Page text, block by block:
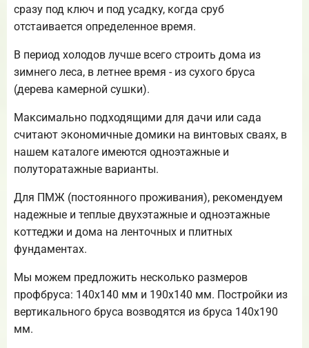
сразу под ключ и под усадку, когда сруб
отстаивается определенное время.
В период холодов лучше всего строить дома из
зимнего леса, в летнее время - из сухого бруса
(дерева камерной сушки).
Максимально подходящими для дачи или сада
считают экономичные домики на винтовых сваях, в
нашем каталоге имеются одноэтажные и
полуторатажные варианты.
Для ПМЖ (постоянного проживания), рекомендуем
надежные и теплые двухэтажные и одноэтажные
коттеджи и дома на ленточных и плитных
фундаментах.
Мы можем предложить несколько размеров
профбруса: 140х140 мм и 190х140 мм. Постройки из
вертикального бруса возводятся из бруса 140х190
мм.